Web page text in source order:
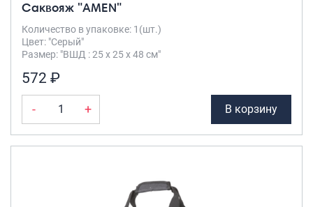
Саквояж "AMEN"
Количество в упаковке: 1(шт.)
Цвет: "Серый"
Размер: "ВШД : 25 х 25 х 48 см"
572 ₽
- + В корзину